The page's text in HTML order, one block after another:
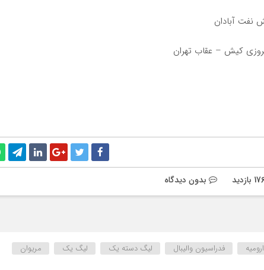
بدون دیدگاه
فدراسیون والیبال لیگ دسته یک لیگ یک
مریوان